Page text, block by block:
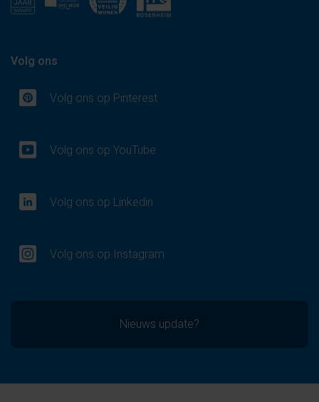
Volg ons
Volg ons op Pinterest
Volg ons op YouTube
Volg ons op Linkedin
Volg ons op Instagram
Nieuws update?